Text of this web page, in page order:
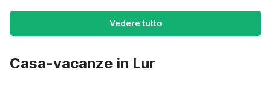
Vedere tutto
Casa-vacanze in Lur